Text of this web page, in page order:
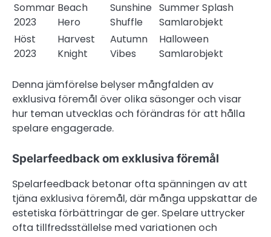
Sommar
2023
Beach
Hero
Sunshine
Shuffle
Summer Splash
Samlarobjekt
Höst
2023
Harvest
Knight
Autumn
Vibes
Halloween
Samlarobjekt
Denna jämförelse belyser mångfalden av
exklusiva föremål över olika säsonger och visar
hur teman utvecklas och förändras för att hålla
spelare engagerade.
Spelarfeedback om exklusiva föremål
Spelarfeedback betonar ofta spänningen av att
tjäna exklusiva föremål, där många uppskattar de
estetiska förbättringar de ger. Spelare uttrycker
ofta tillfredsställelse med variationen och